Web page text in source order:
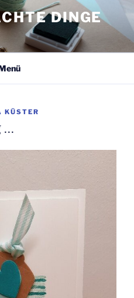
DINGE
KÜSTER
…